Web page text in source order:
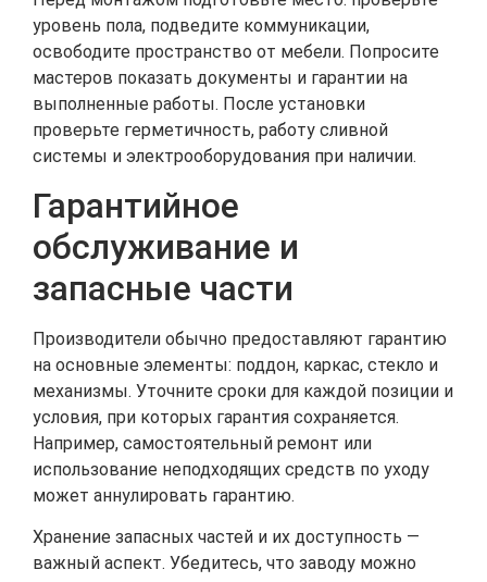
уровень пола, подведите коммуникации,
освободите пространство от мебели. Попросите
мастеров показать документы и гарантии на
выполненные работы. После установки
проверьте герметичность, работу сливной
системы и электрооборудования при наличии.
Гарантийное
обслуживание и
запасные части
Производители обычно предоставляют гарантию
на основные элементы: поддон, каркас, стекло и
механизмы. Уточните сроки для каждой позиции и
условия, при которых гарантия сохраняется.
Например, самостоятельный ремонт или
использование неподходящих средств по уходу
может аннулировать гарантию.
Хранение запасных частей и их доступность —
важный аспект. Убедитесь, что заводу можно